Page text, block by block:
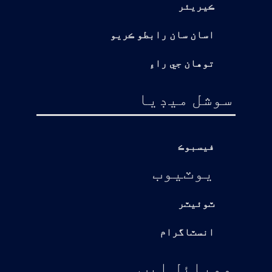
ڪيريئر
اسان سان رابطو ڪريو
توهان جي راءِ
سوشل ميڊيا
فيسبوڪ
يوٽيوب
ٽوئيٽر
انسٽاگرام
موبائل ايپ